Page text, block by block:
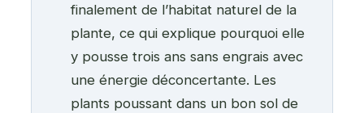
finalement de l’habitat naturel de la
plante, ce qui explique pourquoi elle
y pousse trois ans sans engrais avec
une énergie déconcertante. Les
plants poussant dans un bon sol de